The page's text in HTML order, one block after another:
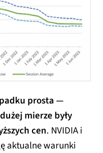
prosta —
mierze były
cen. NVIDIA i
aktualne warunki